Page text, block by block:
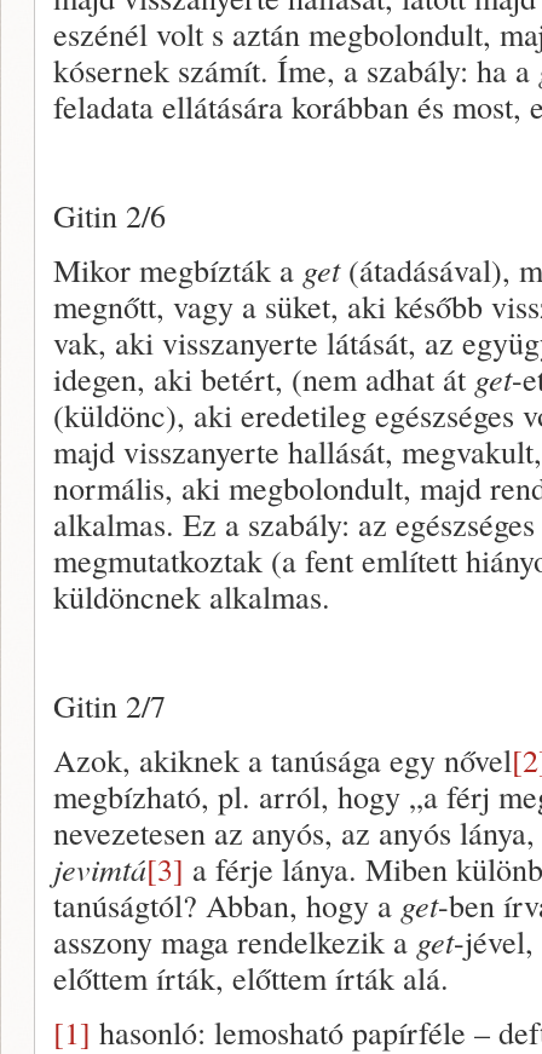
eszénél volt s aztán megbolondult,
kósernek számít. Íme, a szabály: ha a
feladata ellátására korábban és most,
Gitin 2/6
Mikor megbízták a get(átadásával),
megnőtt, vagy a süket, aki később
vak, aki visszanyerte látását, az
idegen, aki betért, (nem adhat át get-
(küldönc), aki eredetileg egészséges
majd visszanyerte hallását,
normális, aki megbolondult, majd
alkalmas. Ez a szabály: az
megmutatkoztak (a fent említett
küldöncnek alkalmas.
Gitin 2/7
Azok, akiknek a tanúsága egy nővel
megbízható, pl. arról, hogy „a férj
nevezetesen az anyós, az anyós
jevimtá[3] a férje lánya. Miben
tanúságtól? Abban, hogy a get-ben
asszony maga rendelkezik a get-jével,
előttem írták, előttem írták alá.
[1] hasonló: lemosható papírféle –